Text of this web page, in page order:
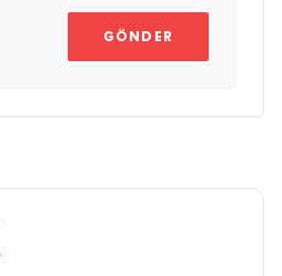
GÖNDER